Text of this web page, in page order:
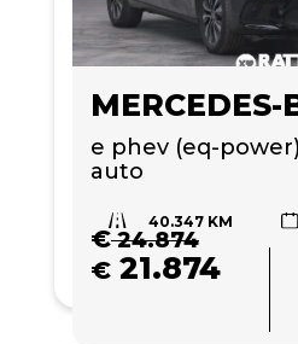
e phev (eq-
auto
40.347 KM
€24.874
€ 21.874